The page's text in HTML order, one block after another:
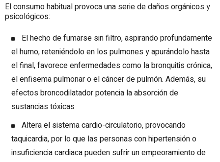
El consumo habitual provoca una serie de daños orgánicos y
psicológicos:
El hecho de fumarse sin filtro, aspirando profundamente
el humo, reteniéndolo en los pulmones y apurándolo hasta
el final, favorece enfermedades como la bronquitis crónica,
el enfisema pulmonar o el cáncer de pulmón. Además, su
efectos broncodilatador potencia la absorción de
sustancias tóxicas
Altera el sistema cardio-circulatorio, provocando
taquicardia, por lo que las personas con hipertensión o
insuficiencia cardiaca pueden sufrir un empeoramiento de